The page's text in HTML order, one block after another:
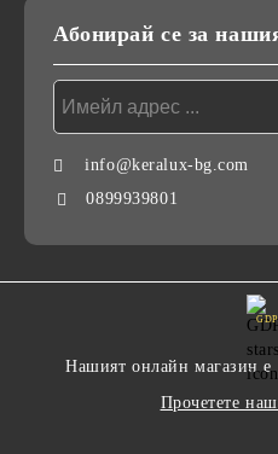
Абонирай се за
info@keralux-bg.com
0899939801
Нашият онлайн магазин е
Прочетете